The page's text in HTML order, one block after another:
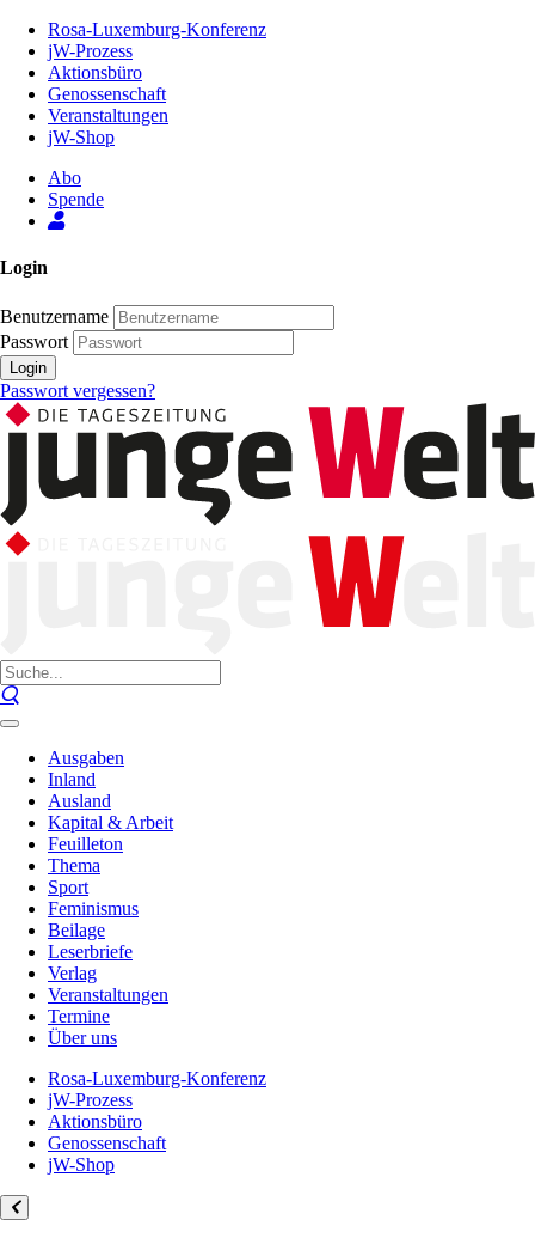
Inhalt
Seite
Rosa-Luxemburg-Konferenz
jW-Prozess
Aktionsbüro
Genossenschaft
Veranstaltungen
jW-Shop
Abo
Spende
Login
Benutzername
Passwort
Login
Passwort vergessen?
Ausgaben
Inland
Ausland
Kapital & Arbeit
Feuilleton
Thema
Sport
Feminismus
Beilage
Leserbriefe
Verlag
Veranstaltungen
Termine
Über uns
Rosa-Luxemburg-Konferenz
jW-Prozess
Aktionsbüro
Genossenschaft
jW-Shop